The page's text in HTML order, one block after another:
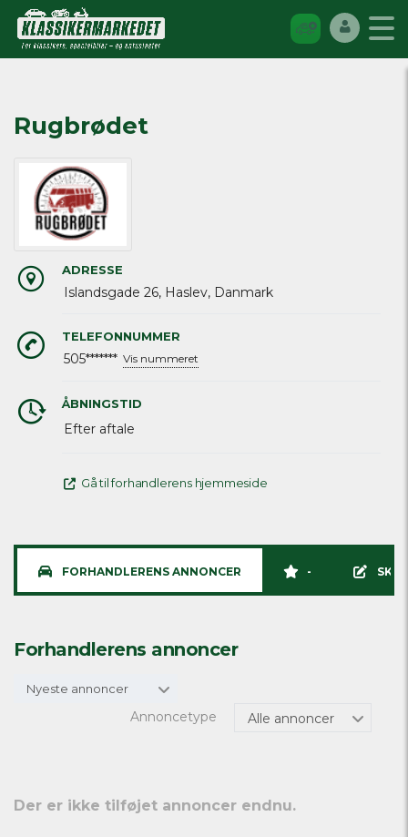
Rugbrødet
ADRESSE
Islandsgade 26, Haslev, Danmark
TELEFONNUMMER
505******* Vis nummeret
ÅBNINGSTID
Efter aftale
Gå til forhandlerens hjemmeside
FORHANDLERENS ANNONCER -
Forhandlerens annoncer
Nyeste annoncer
Annoncetype Alle annoncer
Der er ikke tilføjet annoncer endnu.